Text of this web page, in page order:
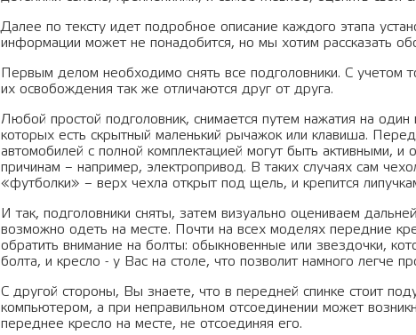
Далее по тексту идет подробное описание каждого этапа
информации может не понадобится, но мы хотим рассказать
Первым делом необходимо снять все подголовники. С учетом
их освобождения так же отличаются друг от друга.
Любой простой подголовник, снимается путем нажатия на
которых есть скрытный маленький рычажок или клавиша.
автомобилей с полной комплектацией могут быть активными, и
причинам – например, электропривод. В таких случаях сам
«футболки» – верх чехла открыт под щель, и крепится
И так, подголовники сняты, затем визуально оцениваем
возможно одеть на месте. Почти на всех моделях передние
обратить внимание на болты: обыкновенные или звездочки,
болта, и кресло - у Вас на столе, что позволит намного легче
С другой стороны, Вы знаете, что в передней спинке стоит
компьютером, а при неправильном отсоединении может
переднее кресло на месте, не отсоединяя его.